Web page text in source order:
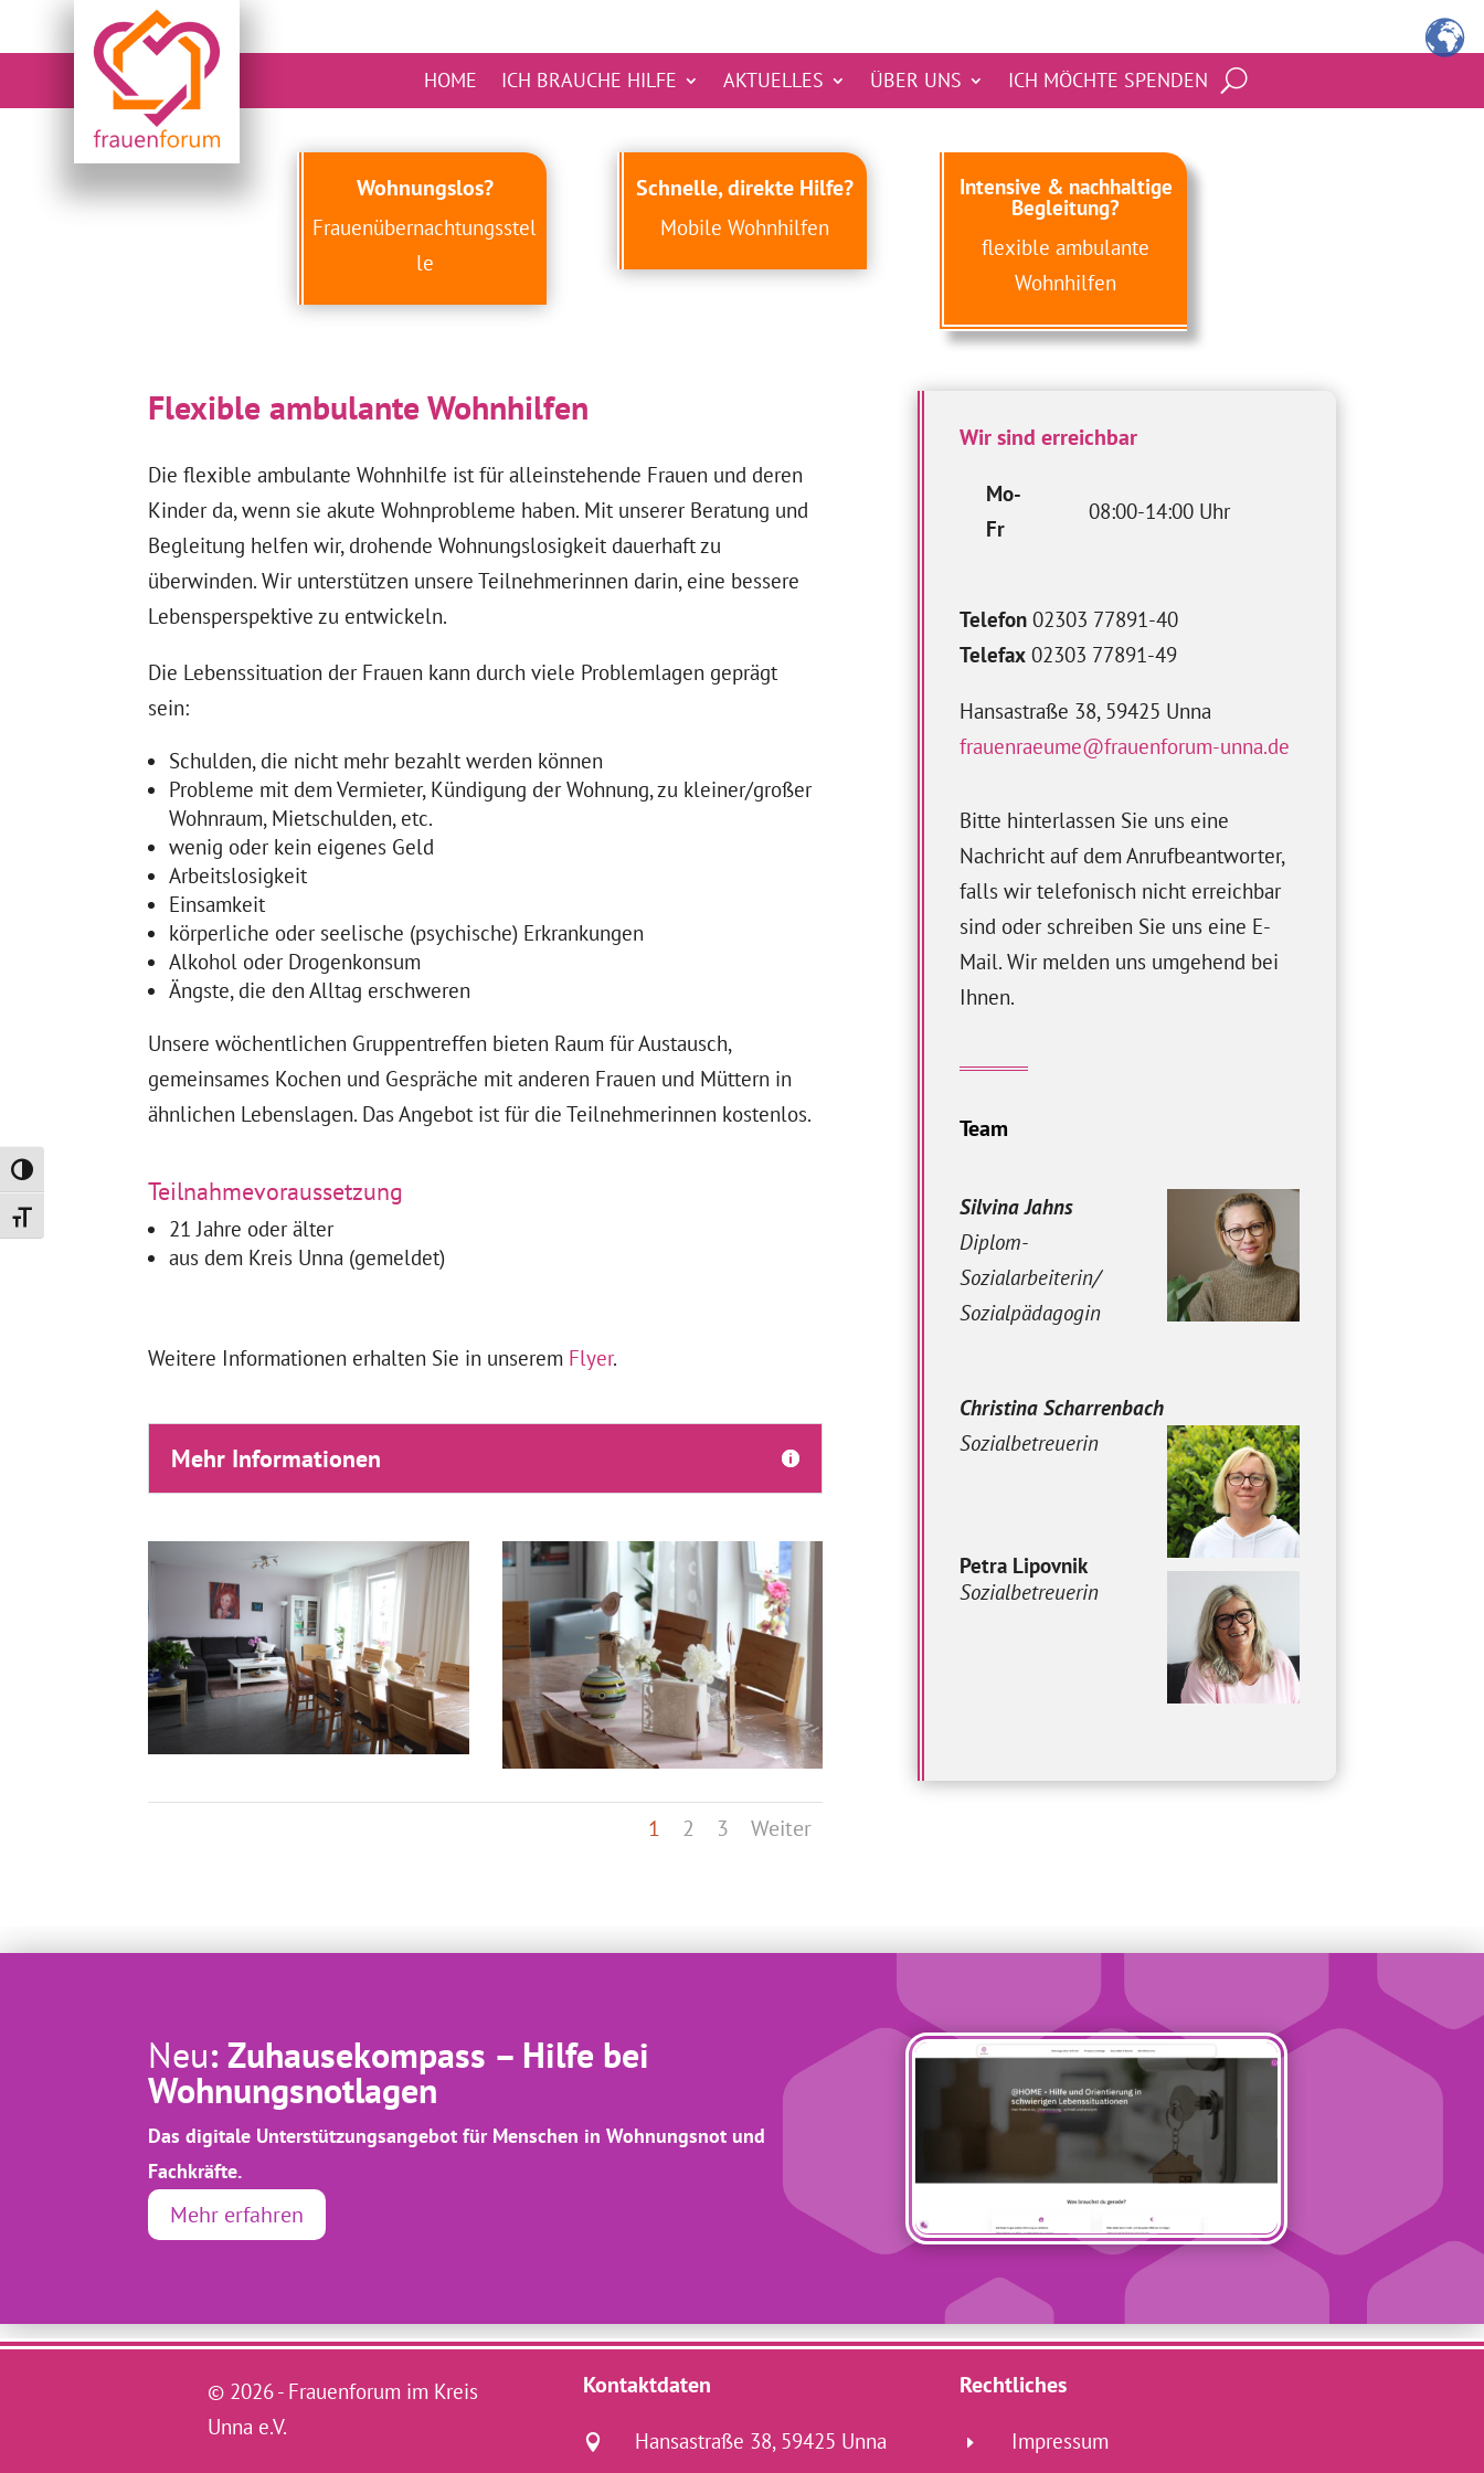
Umschalten auf hohe Kontraste
Schrift vergrößern
HOME ICH BRAUCHE HILFE AKTUELLES ÜBER UNS ICH MÖCHTE SPENDEN
Wohnungslos?
Frauenübernachtungsstel
le
Schnelle, direkte Hilfe?
Mobile Wohnhilfen
Intensive & nachhaltige
Begleitung?
flexible ambulante
Wohnhilfen
Flexible ambulante Wohnhilfen
Die flexible ambulante Wohnhilfe ist für alleinstehende Frauen und deren
Kinder da, wenn sie akute Wohnprobleme haben. Mit unserer Beratung und
Begleitung helfen wir, drohende Wohnungslosigkeit dauerhaft zu
überwinden. Wir unterstützen unsere Teilnehmerinnen darin, eine bessere
Lebensperspektive zu entwickeln.
Die Lebenssituation der Frauen kann durch viele Problemlagen geprägt
sein:
Schulden, die nicht mehr bezahlt werden können
Probleme mit dem Vermieter, Kündigung der Wohnung, zu kleiner/großer
Wohnraum, Mietschulden, etc.
wenig oder kein eigenes Geld
Arbeitslosigkeit
Einsamkeit
körperliche oder seelische (psychische) Erkrankungen
Alkohol oder Drogenkonsum
Ängste, die den Alltag erschweren
Unsere wöchentlichen Gruppentreffen bieten Raum für Austausch,
gemeinsames Kochen und Gespräche mit anderen Frauen und Müttern in
ähnlichen Lebenslagen. Das Angebot ist für die Teilnehmerinnen kostenlos.
Teilnahmevoraussetzung
21 Jahre oder älter
aus dem Kreis Unna (gemeldet)
Weitere Informationen erhalten Sie in unserem Flyer.
Mehr Informationen
1 2 3 Weiter
Wir sind erreichbar
Mo-
Fr
08:00-14:00 Uhr
Telefon 02303 77891-40
Telefax 02303 77891-49
Hansastraße 38, 59425 Unna
frauenraeume@frauenforum-unna.de
Bitte hinterlassen Sie uns eine
Nachricht auf dem Anrufbeantworter,
falls wir telefonisch nicht erreichbar
sind oder schreiben Sie uns eine E-
Mail. Wir melden uns umgehend bei
Ihnen.
Team
Silvina Jahns
Diplom-
Sozialarbeiterin/
Sozialpädagogin
Christina Scharrenbach
Sozialbetreuerin
Petra Lipovnik
Sozialbetreuerin
Neu: Zuhausekompass – Hilfe bei
Wohnungsnotlagen
Das digitale Unterstützungsangebot für Menschen in Wohnungsnot und
Fachkräfte.
Mehr erfahren
© 2026 - Frauenforum im Kreis
Unna e.V.
Kontaktdaten
 Hansastraße 38, 59425 Unna
Rechtliches
E Impressum